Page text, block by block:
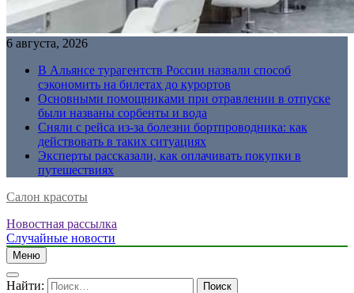
6 августа, 2026
В Альянсе турагентств России назвали способ
сэкономить на билетах до курортов
Основными помощниками при отравлении в отпуске
были названы сорбенты и вода
Сняли с рейса из-за болезни бортпроводника: как
действовать в таких ситуациях
Эксперты рассказали, как оплачивать покупки в
путешествиях
Салон красоты
Новостная рассылка
Случайные новости
Меню
Найти: